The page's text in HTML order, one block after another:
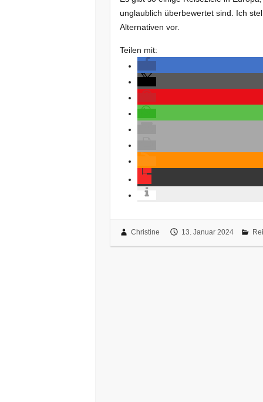
unglaublich überbewertet sind. Ich
Alternativen vor.
Teilen mit:
Christine 13. Januar 2024